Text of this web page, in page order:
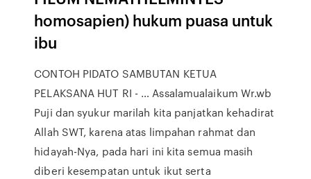
homosapien) hukum puasa untuk
ibu
CONTOH PIDATO SAMBUTAN KETUA
PELAKSANA HUT RI - … Assalamualaikum Wr.wb
Puji dan syukur marilah kita panjatkan kehadirat
Allah SWT, karena atas limpahan rahmat dan
hidayah-Nya, pada hari ini kita semua masih
diberi kesempatan untuk ikut serta